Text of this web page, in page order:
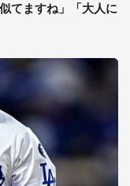
てますね」「大人に